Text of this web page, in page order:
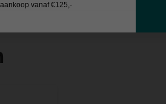
vanaf €125,-